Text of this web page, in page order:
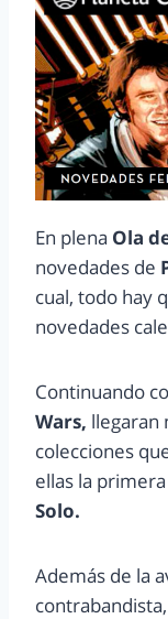
En plena Ola
novedades de
cual, todo hay
novedades
Continuando
Wars, llegaran
colecciones
ellas la
Solo.
Además de la